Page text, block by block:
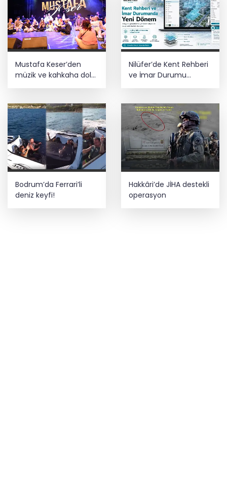
Mustafa Keser’den
müzik ve kahkaha dolu
gece
Nilüfer’de Kent Rehberi
ve İmar Durumu
Sorgulama yenilendi
Bodrum’da Ferrari’li
deniz keyfi!
Hakkâri’de JİHA destekli
operasyon